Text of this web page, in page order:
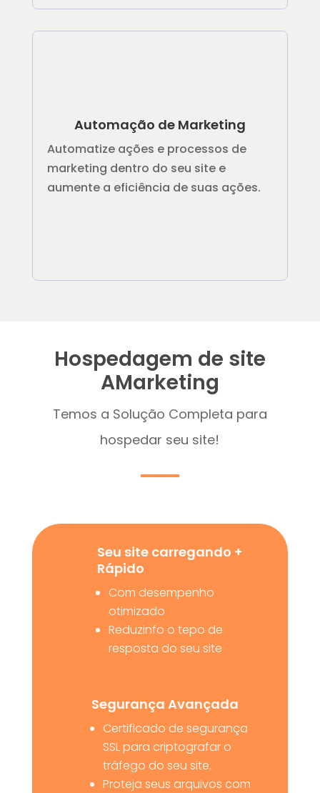
Automação de Marketing
Automatize ações e processos de
marketing dentro do seu site e
aumente a eficiência de suas ações.
Hospedagem de site
AMarketing
Temos a Solução Completa para
hospedar seu site!
Seu site carregando +
Rápido
Com desempenho
otimizado
Reduzinfo o tepo de
resposta do seu site
Segurança Avançada
Certificado de segurança
SSL para criptografar o
tráfego do seu site.
Proteja seus arquivos com